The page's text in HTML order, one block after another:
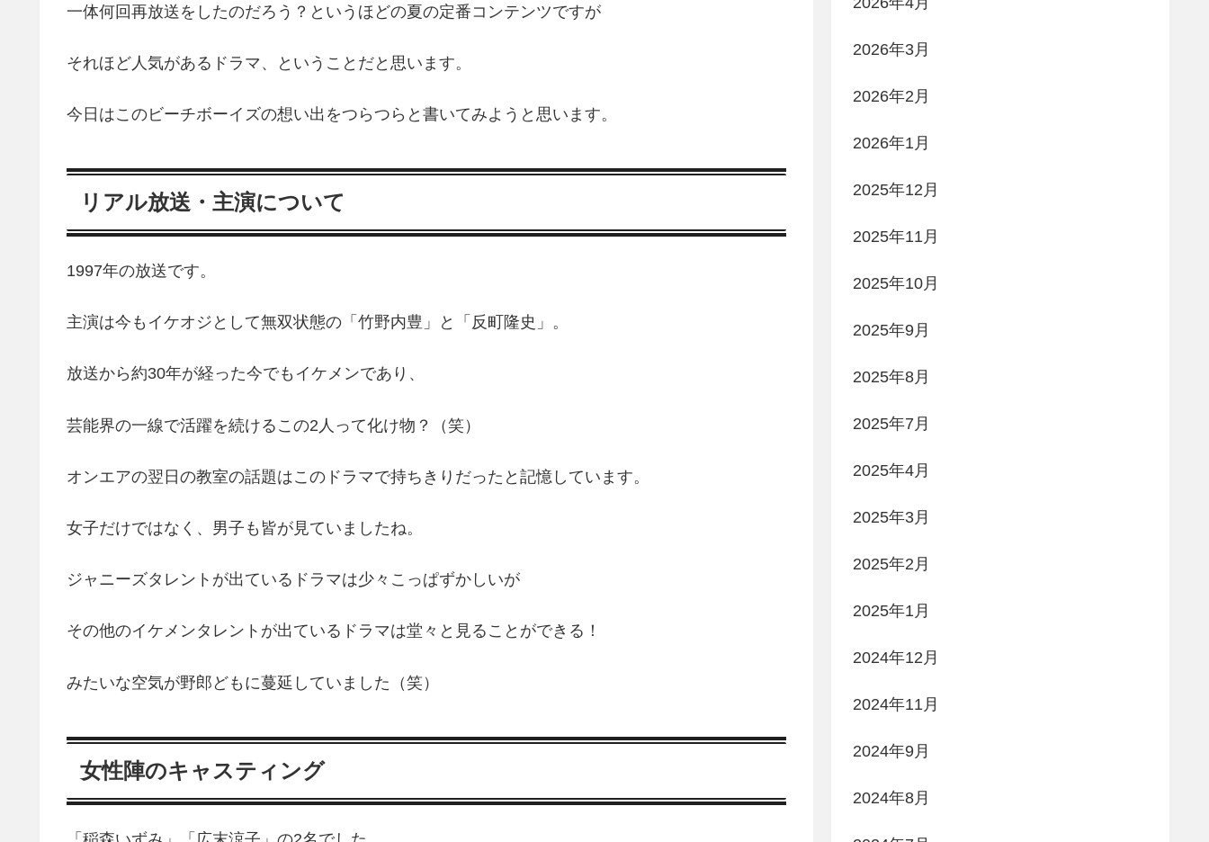
一体何回再放送をしたのだろう？というほどの夏の定番コンテンツですが
それほど人気があるドラマ、ということだと思います。
今日はこのビーチボーイズの想い出をつらつらと書いてみようと思います。
リアル放送・主演について
1997年の放送です。
主演は今もイケオジとして無双状態の「竹野内豊」と「反町隆史」。
放送から約30年が経った今でもイケメンであり、
芸能界の一線で活躍を続けるこの2人って化け物？（笑）
オンエアの翌日の教室の話題はこのドラマで持ちきりだったと記憶しています。
女子だけではなく、男子も皆が見ていましたね。
ジャニーズタレントが出ているドラマは少々こっぱずかしいが
その他のイケメンタレントが出ているドラマは堂々と見ることができる！
みたいな空気が野郎どもに蔓延していました（笑）
女性陣のキャスティング
2026年3月
2026年2月
2026年1月
2025年12月
2025年11月
2025年10月
2025年9月
2025年8月
2025年7月
2025年4月
2025年3月
2025年2月
2025年1月
2024年12月
2024年11月
2024年9月
2024年8月